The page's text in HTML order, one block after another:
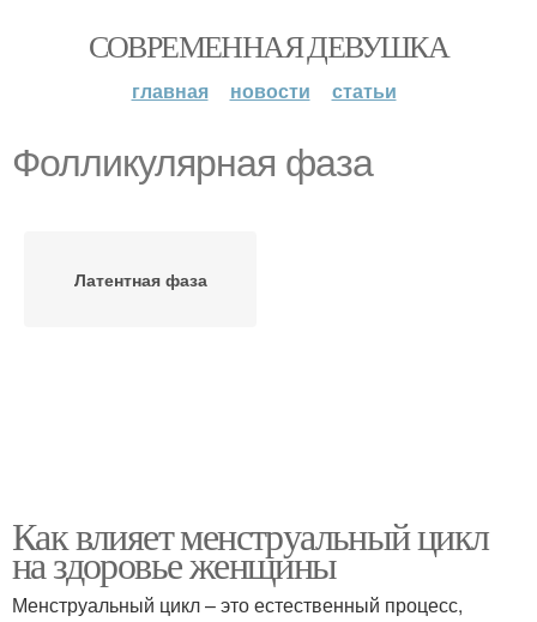
СОВРЕМЕННАЯ ДЕВУШКА
главная новости статьи
Фолликулярная фаза
Латентная фаза
Как влияет менструальный цикл
на здоровье женщины
Менструальный цикл – это естественный процесс,